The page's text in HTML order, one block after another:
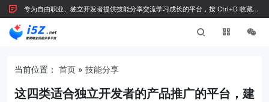
专为自由职业、独立开发者提供技能分享交流学习成长的平台，按 Ctrl+D 收藏我
们
当前位置： 首页 » 技能分享
这四类适合独立开发者的产品推广的平台，建